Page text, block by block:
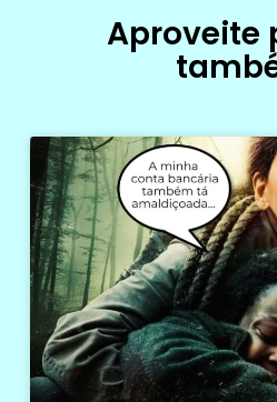
Aproveite